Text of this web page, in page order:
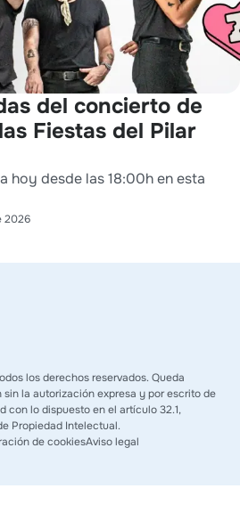
del concierto de
Fiestas del Pilar
hoy desde las 18:00h en esta
2026
los derechos reservados. Queda
la autorización expresa y por escrito de
con lo dispuesto en el artículo 32.1,
Propiedad Intelectual.
de cookiesAviso legal